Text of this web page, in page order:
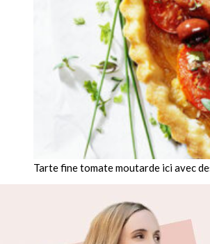
Tarte fine tomate moutarde ici avec